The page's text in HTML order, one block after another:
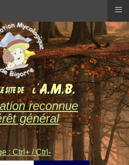
reconnue
général
: Ctrl+ / Ctrl-
≡